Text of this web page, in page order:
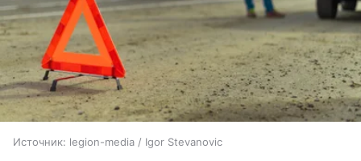
Источник: legion-media / Igor Stevanovic